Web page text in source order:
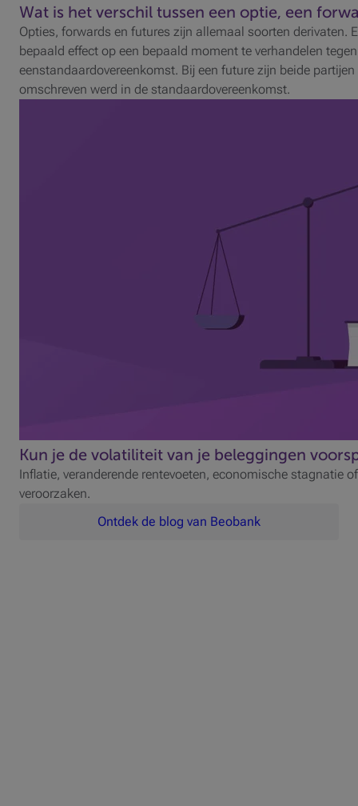
Wat is het verschil tussen een optie, een
Opties, forwards en futures zijn allemaal soorten derivaten.
bepaald effect op een bepaald moment te verhandelen
eenstandaardovereenkomst. Bij een future zijn beide
omschreven werd in de standaardovereenkomst.
Kun je de volatiliteit van je beleggingen
Inflatie, veranderende rentevoeten, economische stagnatie
veroorzaken.
Ontdek de blog van Beobank